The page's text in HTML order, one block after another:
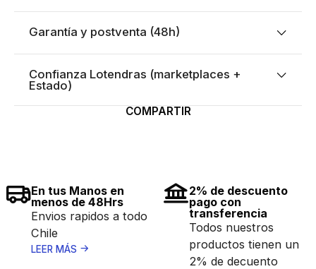
Garantía y postventa (48h)
Confianza Lotendras (marketplaces +
Estado)
COMPARTIR
En tus Manos en
menos de 48Hrs
Envios rapidos a todo
Chile
LEER MÁS
2% de descuento
pago con
transferencia
Todos nuestros
productos tienen un
2% de decuento